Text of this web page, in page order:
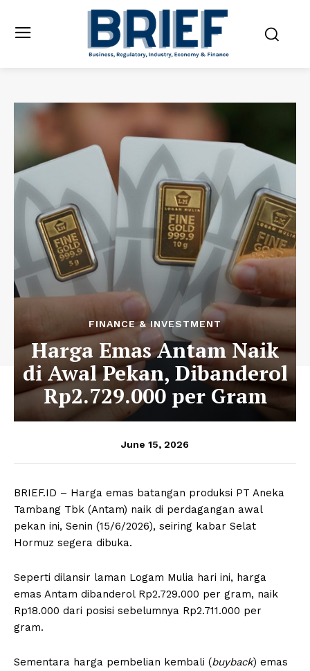
FINANCE & INVESTMENT
Harga Emas Antam Naik
di Awal Pekan, Dibanderol
Rp2.729.000 per Gram
June 15, 2026
BRIEF.ID – Harga emas batangan produksi PT Aneka
Tambang Tbk (Antam) naik di perdagangan awal
pekan ini, Senin (15/6/2026), seiring kabar Selat
Hormuz segera dibuka.
Seperti dilansir laman Logam Mulia hari ini, harga
emas Antam dibanderol Rp2.729.000 per gram, naik
Rp18.000 dari posisi sebelumnya Rp2.711.000 per
gram.
Sementara harga pembelian kembali (buyback) emas